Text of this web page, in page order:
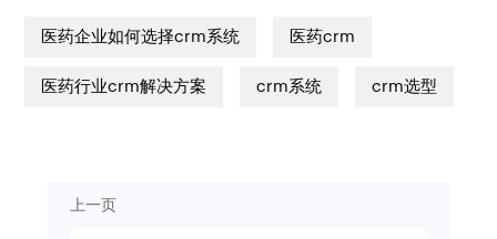
医药企业如何选择crm系统 医药crm
医药行业crm解决方案 crm系统 crm选型
上一页